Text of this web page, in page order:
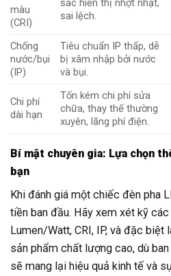
màu
(CRI)
sai lệch.
Chống
nước/bụi
(IP)
Tiêu chuẩn IP thấp, dễ
bị xâm nhập bởi nước
và bụi.
Chi phí
dài hạn
Tốn kém chi phí sửa
chữa, thay thế thường
xuyên, lãng phí điện.
Bí mật chuyên gia: Lựa chọn
bạn
Khi đánh giá một chiếc đèn pha
tiền ban đầu. Hãy xem xét kỹ
Lumen/Watt, CRI, IP, và đặc biệt
sản phẩm chất lượng cao, dù
sẽ mang lại hiệu quả kinh tế và